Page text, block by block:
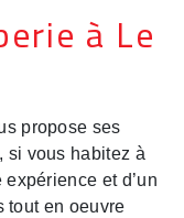
à Le
propose ses
si vous habitez à
expérience et d’un
tout en oeuvre